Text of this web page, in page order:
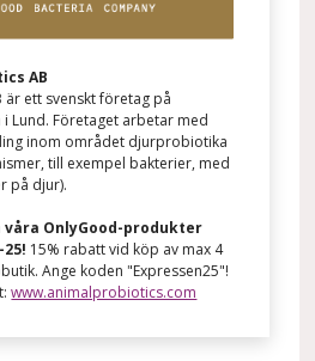
AB
är ett svenskt företag på
Lund. Företaget arbetar med
inom området djurprobiotika
till exempel bakterier, med
på djur).
OnlyGood-produkter
15% rabatt vid köp av max 4
Ange koden "Expressen25"!
www.animalprobiotics.com